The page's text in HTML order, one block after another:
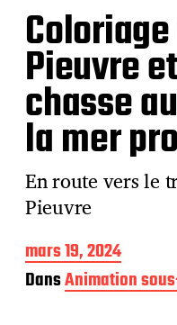
Pieuvre
chasse
la mer
En route vers le
Pieuvre
D
a
t
mars 19, 2024
DansAnimation